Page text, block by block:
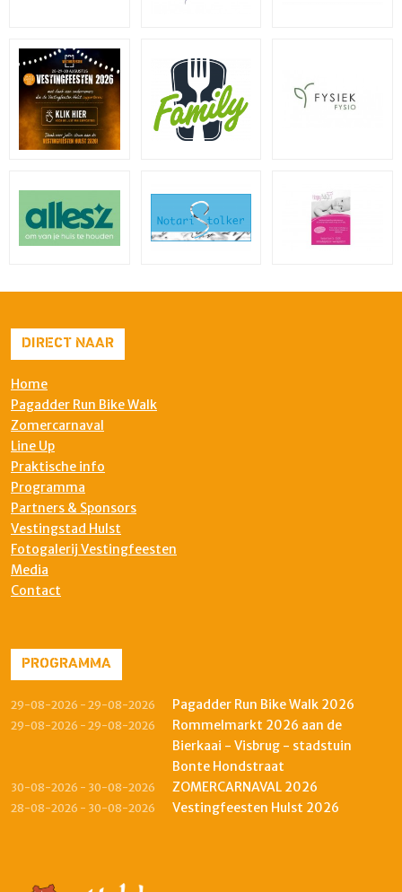
DIRECT NAAR
Home
Pagadder Run Bike Walk
Zomercarnaval
Line Up
Praktische info
Programma
Partners & Sponsors
Vestingstad Hulst
Fotogalerij Vestingfeesten
Media
Contact
PROGRAMMA
29-08-2026 - 29-08-2026 Pagadder Run Bike Walk 2026
29-08-2026 - 29-08-2026
Rommelmarkt 2026 aan de
Bierkaai - Visbrug - stadstuin
Bonte Hondstraat
30-08-2026 - 30-08-2026 ZOMERCARNAVAL 2026
28-08-2026 - 30-08-2026 Vestingfeesten Hulst 2026